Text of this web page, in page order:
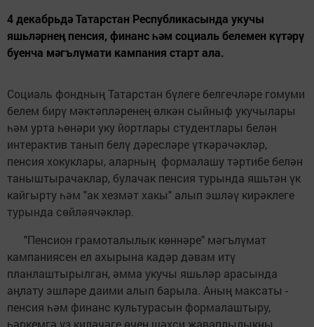
4 декабрьдә Татарстан Республикасында укучы
яшьләрнең пенсия, финанс һәм социаль белемен күтәрү
буенча мәгълүмати кампания старт ала.
Социаль фондның Татарстан бүлеге белгечләре гомуми
белем бирү мәктәпләренең өлкән сыйныф укучылары
һәм урта һөнәри уку йортлары студентлары белән
интерактив танып белү дәресләре үткәрәчәкләр,
пенсия хокуклары, аларның формалашу тәртибе белән
таныштырачаклар, булачак пенсия турында яшьтән үк
кайгырту һәм "ак хезмәт хакы" алып эшләү кирәклеге
турында сөйләячәкләр.
"Пенсион грамоталылык көннәре" мәгълүмат
кампаниясен ел ахырына кадәр дәвам итү
планлаштырылган, әмма укучы яшьләр арасында
аңлату эшләре даими алып барыла. Аның максаты -
пенсия һәм финанс культурасын формалаштыру,